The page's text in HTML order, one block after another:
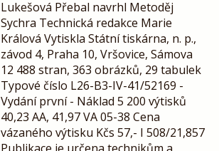
Lukešová Přebal navrhl Metoděj
Sychra Technická redakce Marie
Králová Vytiskla Státní tiskárna, n. p.,
závod 4, Praha 10, Vršovice, Sámova
12 488 stran, 363 obrázků, 29 tabulek
Typové číslo L26-B3-IV-41/52169 -
Vydání první - Náklad 5 200 výtisků
40,23 AA, 41,97 VA 05-38 Cena
vázaného výtisku Kčs 57,- I 508/21,857